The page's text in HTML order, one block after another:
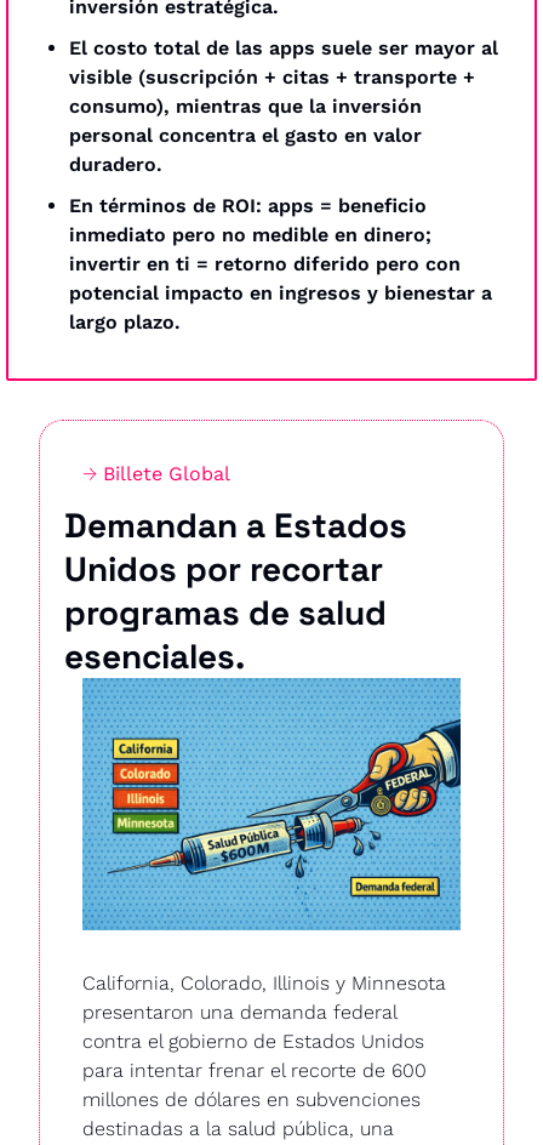
inversión estratégica.
El costo total de las apps suele ser mayor al
visible (suscripción + citas + transporte +
consumo), mientras que la inversión
personal concentra el gasto en valor
duradero.
En términos de ROI: apps = beneficio
inmediato pero no medible en dinero;
invertir en ti = retorno diferido pero con
potencial impacto en ingresos y bienestar a
largo plazo.
→ Billete Global
Demandan a Estados
Unidos por recortar
programas de salud
esenciales.
California, Colorado, Illinois y Minnesota
presentaron una demanda federal
contra el gobierno de Estados Unidos
para intentar frenar el recorte de 600
millones de dólares en subvenciones
destinadas a la salud pública, una